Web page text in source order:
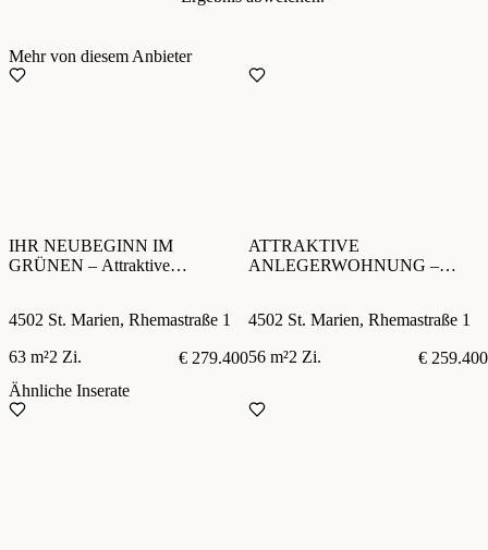
Mehr von diesem Anbieter
IHR NEUBEGINN IM
GRÜNEN – Attraktive
optional
4502 St. Marien, Rhemastraße 1
63 m²2 Zi. € 279.400
ATTRAKTIVE
ANLEGERWOHNUNG –
4502 St. Marien, Rhemastraße 1
56 m²2 Zi.
€ 259.400
Ähnliche Inserate